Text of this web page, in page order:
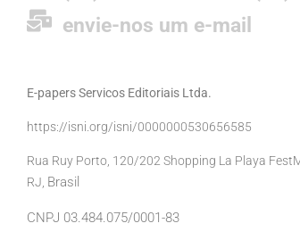
envie-nos um e-mail
E-papers Servicos Editoriais Ltda.
https://isni.org/isni/0000000530656585
Rua Ruy Porto, 120/202 Shopping La Playa
RJ, Brasil
CNPJ 03.484.075/0001-83